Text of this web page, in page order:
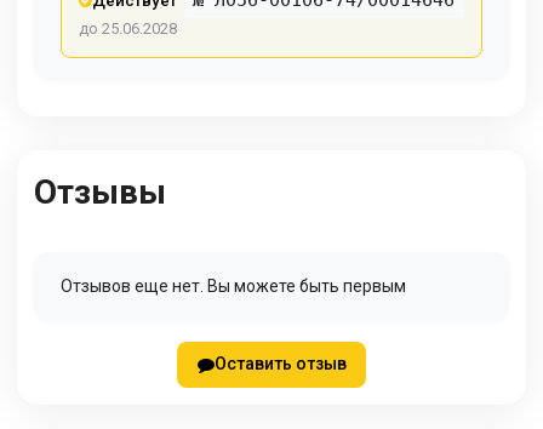
до 25.06.2028
Отзывы
Отзывов еще нет. Вы можете быть первым
Оставить отзыв